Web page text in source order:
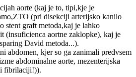
aorte (kaj je to, tipi,kje je
(pri disekciji arterijsko kanilo
stent graft metoda,kaj je lahko
(insuficienca aortne zaklopke), kaj je
David metoda...).
abdomen, kjer so ga zanimali predvsem
abdominalne aorte, mezenterijska
fibrilaciji!)).